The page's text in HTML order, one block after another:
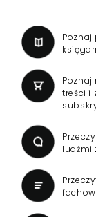
Poznaj
Poznaj
treści i
ludźmi